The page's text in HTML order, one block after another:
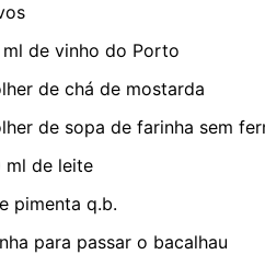
ml de vinho do Porto
de chá de mostarda
de sopa de farinha sem
ml de leite
pimenta q.b.
para passar o bacalhau